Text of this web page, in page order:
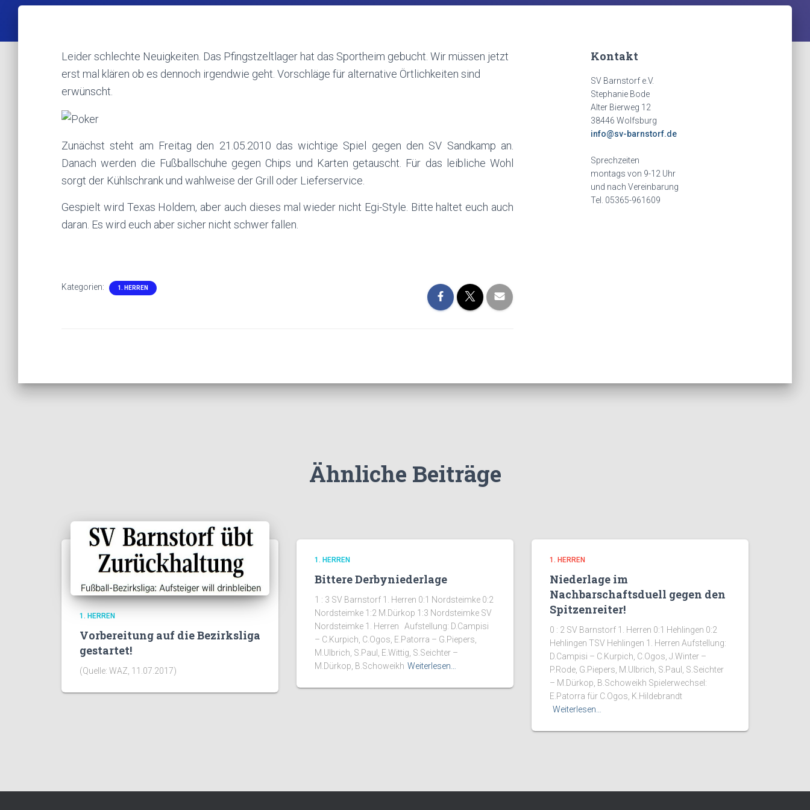
Leider schlechte Neuigkeiten. Das Pfingstzeltlager hat das Sportheim gebucht. Wir müssen jetzt
erst mal klären ob es dennoch irgendwie geht. Vorschläge für alternative Örtlichkeiten sind
erwünscht.
Zunächst steht am Freitag den 21.05.2010 das wichtige Spiel gegen den SV Sandkamp an.
Danach werden die Fußballschuhe gegen Chips und Karten getauscht. Für das leibliche Wohl
sorgt der Kühlschrank und wahlweise der Grill oder Lieferservice.
Gespielt wird Texas Holdem, aber auch dieses mal wieder nicht Egi-Style. Bitte haltet euch auch
daran. Es wird euch aber sicher nicht schwer fallen.
Kategorien: 1. HERREN
Kontakt
SV Barnstorf e.V.
Stephanie Bode
Alter Bierweg 12
38446 Wolfsburg
info@sv-barnstorf.de
Sprechzeiten
montags von 9-12 Uhr
und nach Vereinbarung
Tel. 05365-961609
Ähnliche Beiträge
1. HERREN
Vorbereitung auf die Bezirksliga
gestartet!
(Quelle: WAZ, 11.07.2017)
1. HERREN
Bittere Derbyniederlage
1 : 3 SV Barnstorf 1. Herren 0:1 Nordsteimke 0:2
Nordsteimke 1:2 M.Dürkop 1:3 Nordsteimke SV
Nordsteimke 1. Herren Aufstellung: D.Campisi
– C.Kurpich, C.Ogos, E.Patorra – G.Piepers,
M.Ulbrich, S.Paul, E.Wittig, S.Seichter –
M.Dürkop, B.Schoweikh Weiterlesen…
1. HERREN
Niederlage im
Nachbarschaftsduell gegen den
Spitzenreiter!
0 : 2 SV Barnstorf 1. Herren 0:1 Hehlingen 0:2
Hehlingen TSV Hehlingen 1. Herren Aufstellung:
D.Campisi – C.Kurpich, C.Ogos, J.Winter –
P.Rode, G.Piepers, M.Ulbrich, S.Paul, S.Seichter
– M.Dürkop, B.Schoweikh Spielerwechsel:
E.Patorra für C.Ogos, K.Hildebrandt
Weiterlesen…